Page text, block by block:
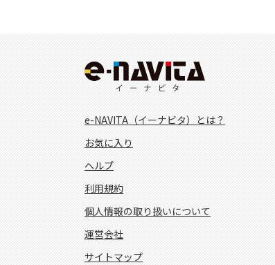
e-NAVITA（イーナビタ）とは？
お気に入り
ヘルプ
利用規約
個人情報の取り扱いについて
運営会社
サイトマップ